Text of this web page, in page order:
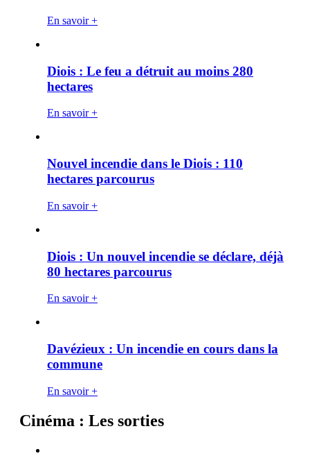
En savoir +
Diois : Le feu a détruit au moins 280
hectares
En savoir +
Nouvel incendie dans le Diois : 110
hectares parcourus
En savoir +
Diois : Un nouvel incendie se déclare, déjà
80 hectares parcourus
En savoir +
Davézieux : Un incendie en cours dans la
commune
En savoir +
Cinéma : Les sorties